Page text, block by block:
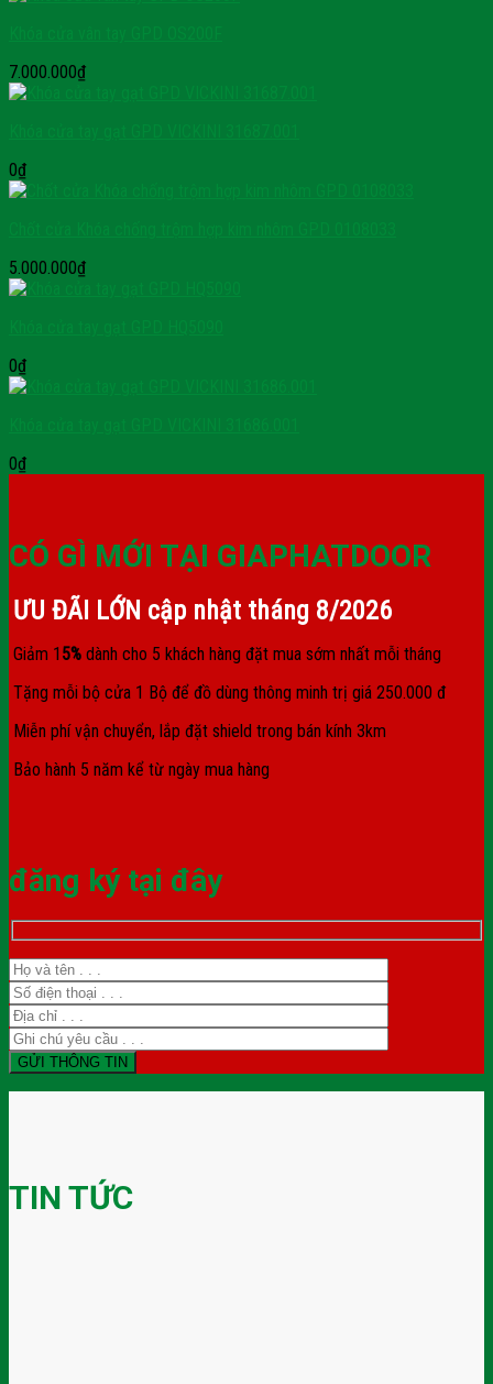
7.000.000₫
0₫
5.000.000₫
0₫
0₫
CÓ GÌ MỚI TẠI GIAPHATDOOR
ƯU ĐÃI LỚN cập nhật tháng 8/2026
Giảm 1 5% dành cho 5 khách hàng đặt mua sớm nhất mỗi tháng
Tặng mỗi bộ cửa 1 Bộ để đồ dùng thông minh trị giá 250.000 đ
Miễn phí vận chuyển, lắp đặt shield trong bán kính 3km
Bảo hành 5 năm kể từ ngày mua hàng
đăng ký tại đây
TIN TỨC